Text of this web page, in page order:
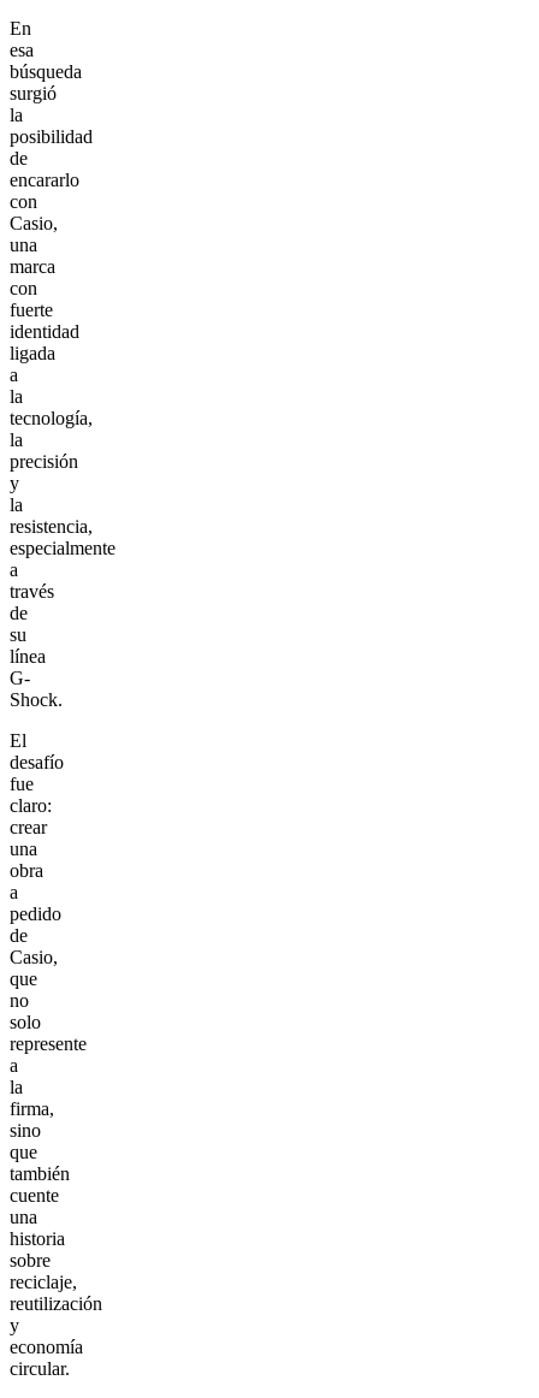
En
esa
búsqueda
surgió
la
posibilidad
de
encararlo
con
Casio,
una
marca
con
fuerte
identidad
ligada
a
la
tecnología,
la
precisión
y
la
resistencia,
especialmente
a
través
de
su
línea
G-
Shock.
El
desafío
fue
claro:
crear
una
obra
a
pedido
de
Casio,
que
no
solo
represente
a
la
firma,
sino
que
también
cuente
una
historia
sobre
reciclaje,
reutilización
y
economía
circular.